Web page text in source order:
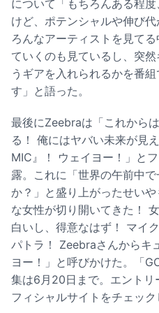
について「もちろんある程
けど、ポテンシャルや伸び
ろんなアーティストを見て
ていくのも見ているし、突
うギアを入れられるかを番
す」と語った。
最後にZeebraは「これから
る！ 俺にはヤバい未来が見
MIC』！ ウェイヨー！」と
露。これに「世界の午前中
か？」と盛り上がったせい
な女性が切り開いてきた！
白いし、得意なはず！ マイ
パトラ！ Zeebraさんからキ
ヨー！」と呼びかけた。「
集は6⽉20⽇まで。エントリ
フィシャルサイトをチェック